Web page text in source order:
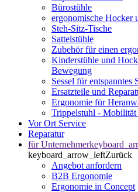
Bürostühle
ergonomische Hocker
Steh-Sitz-Tische
Sattelstühle
Zubehör für einen
Kinderstühle und
Bewegung
Sessel für entspanntes
Ersatzteile und
Ergonomie für
Trippelstuhl -
Vor Ort Service
Reparatur
für Unternehmer
keyboard_arrow_leftZurück
Angebot anfordern
B2B Ergonomie
Ergonomie in Concept